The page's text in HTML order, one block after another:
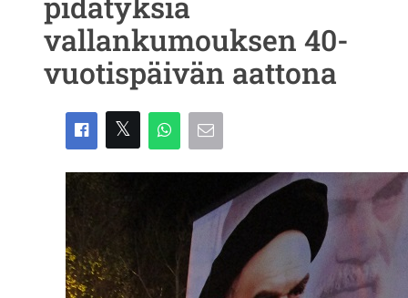
vallankumouksen 40-
vuotispäivän aattona